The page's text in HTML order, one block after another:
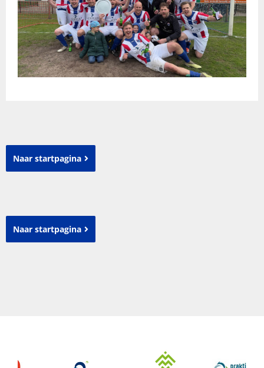
Naar startpagina
Naar startpagina